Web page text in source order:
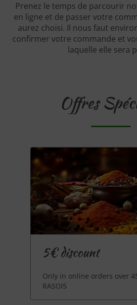
Prenez le temps de parcourir
en ligne et de passer votre
aurez choisi. Il nous faut
confirmer votre commande et
laquelle elle sera
Offres
5€ discount
Only in online orders over
RASOI5